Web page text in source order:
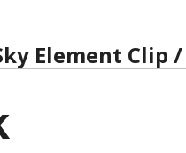
Element Clip